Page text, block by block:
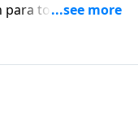
toda la vida.
de grupos
la Palabra de
con su familia,